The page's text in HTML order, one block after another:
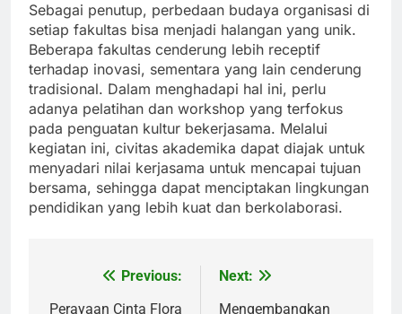
Sebagai penutup, perbedaan budaya organisasi di
setiap fakultas bisa menjadi halangan yang unik.
Beberapa fakultas cenderung lebih receptif
terhadap inovasi, sementara yang lain cenderung
tradisional. Dalam menghadapi hal ini, perlu
adanya pelatihan dan workshop yang terfokus
pada penguatan kultur bekerjasama. Melalui
kegiatan ini, civitas akademika dapat diajak untuk
menyadari nilai kerjasama untuk mencapai tujuan
bersama, sehingga dapat menciptakan lingkungan
pendidikan yang lebih kuat dan berkolaborasi.
Previous:
Perayaan Cinta Flora
Next:
Mengembangkan